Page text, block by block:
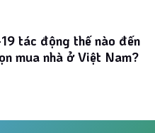
cách Mỹ tại phân
Tây Hà Nội
phân khu ‘chuẩn Mỹ’